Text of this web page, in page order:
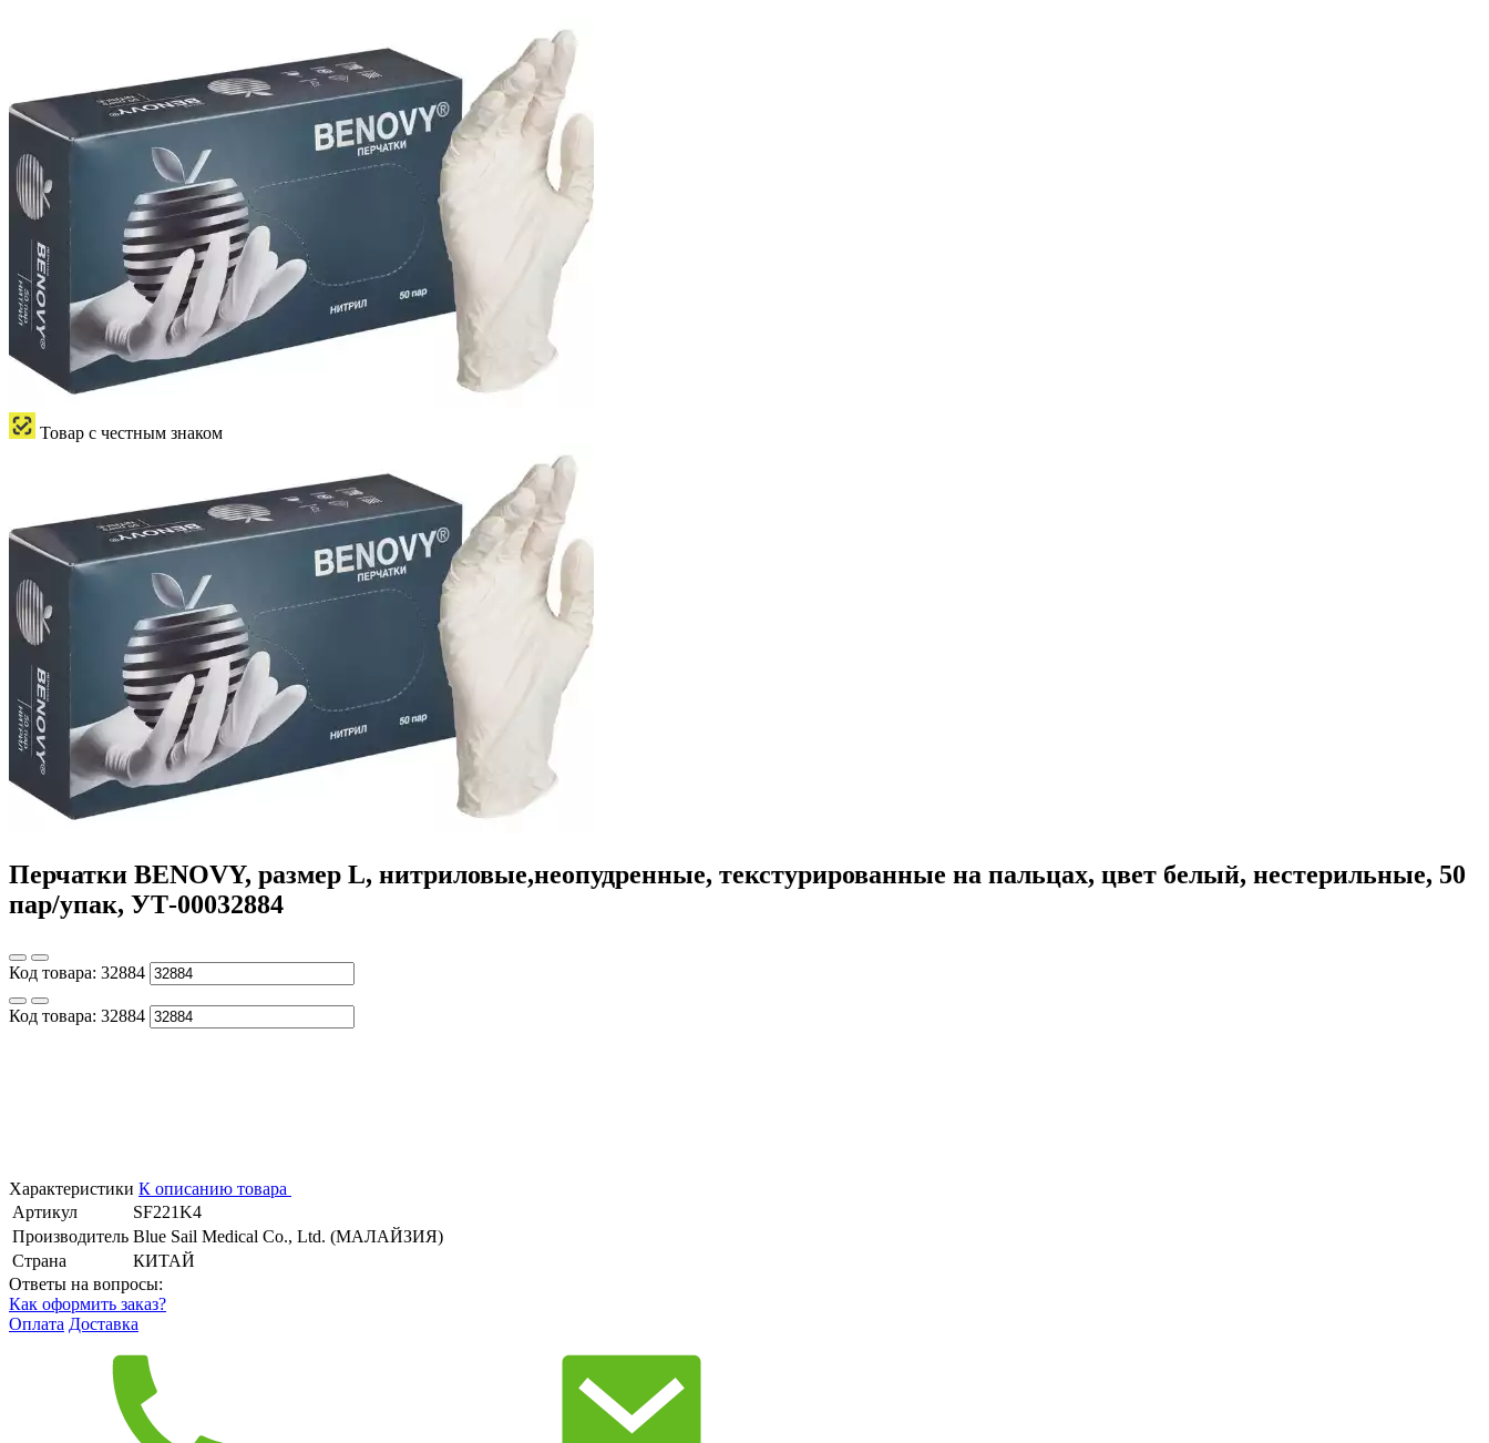
Товар с честным знаком
Перчатки BENOVY, размер L, нитриловые,неопудренные, текстурированные на пальцах, цвет белый, нестерильные, 50
пар/упак, УТ-00032884
Код товара: 32884
Код товара: 32884
Характеристики К описанию товара
Артикул
SF221K4
Производитель Blue Sail Medical Co., Ltd. (МАЛАЙЗИЯ)
Страна
КИТАЙ
Ответы на вопросы:
Как оформить заказ?
Оплата Доставка